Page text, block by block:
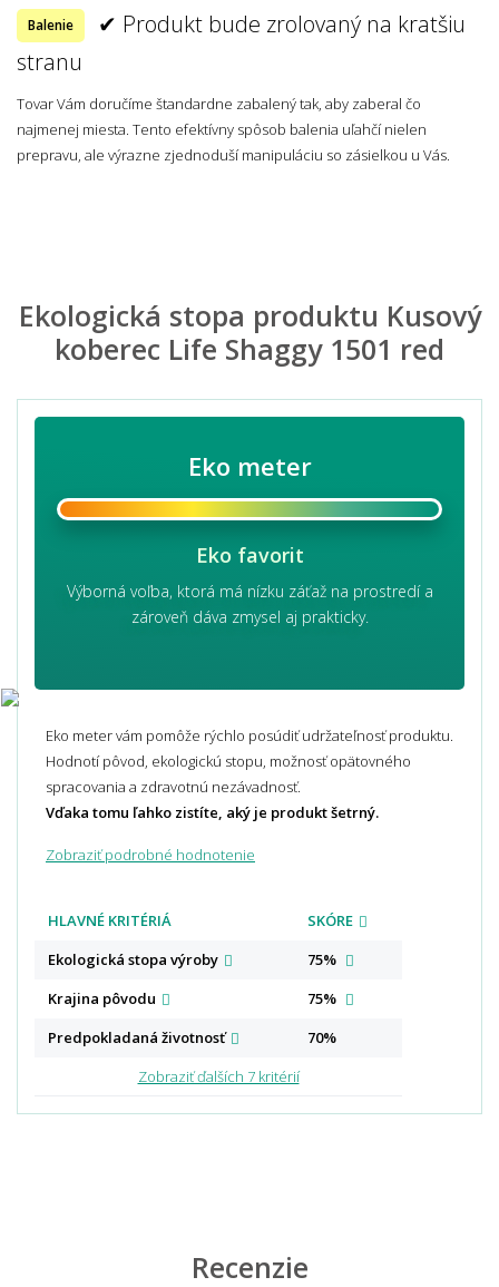
Balenie
✔ Produkt bude zrolovaný na kratšiu
stranu
Tovar Vám doručíme štandardne zabalený tak, aby zaberal čo
najmenej miesta. Tento efektívny spôsob balenia uľahčí nielen
prepravu, ale výrazne zjednoduší manipuláciu so zásielkou u Vás.
Ekologická stopa produktu Kusový
koberec Life Shaggy 1501 red
Eko meter
Eko favorit
Výborná voľba, ktorá má nízku záťaž na prostredí a
zároveň dáva zmysel aj prakticky.
Eko meter vám pomôže rýchlo posúdiť udržateľnosť produktu.
Hodnotí pôvod, ekologickú stopu, možnosť opätovného
spracovania a zdravotnú nezávadnosť.
Vďaka tomu ľahko zistíte, aký je produkt šetrný.
Zobraziť podrobné hodnotenie
HLAVNÉ KRITÉRIÁ
SKÓRE
Ekologická stopa výroby
75%
Krajina pôvodu
75%
Predpokladaná životnosť
70%
Zobraziť ďalších 7 kritérií
Recenzie